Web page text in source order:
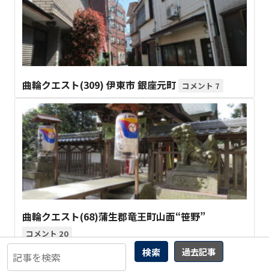
検索 過去記事
曲輪クエスト(309) 伊東市 銀座元町 7
曲輪クエスト(68)蒲生郡竜王町山面“笹野”
20